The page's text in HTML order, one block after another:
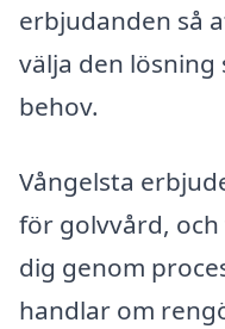
erbjudanden så
välja den lösning
behov.
Vångelsta
för golvvård,
dig genom
handlar om